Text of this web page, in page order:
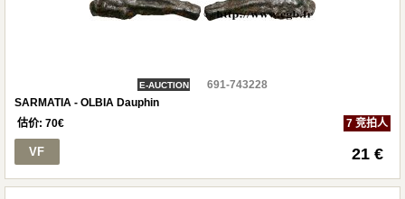
E-AUCTION
691-743228
SARMATIA - OLBIA Dauphin
估价: 70€ 7 竞拍人
VF 21 €